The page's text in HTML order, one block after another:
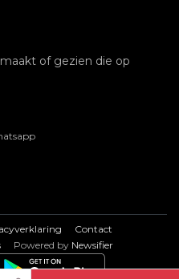
of gezien die op
Contact
Powered by Newsifier